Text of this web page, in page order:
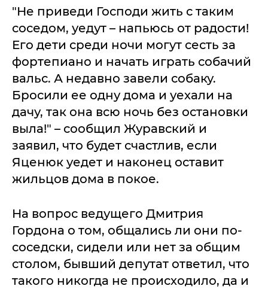
"Не приведи Господи жить с таким
соседом, уедут – напьюсь от радости!
Его дети среди ночи могут сесть за
фортепиано и начать играть собачий
вальс. А недавно завели собаку.
Бросили ее одну дома и уехали на
дачу, так она всю ночь без остановки
выла!" – сообщил Журавский и
заявил, что будет счастлив, если
Яценюк уедет и наконец оставит
жильцов дома в покое.
На вопрос ведущего Дмитрия
Гордона о том, общались ли они по-
соседски, сидели или нет за общим
столом, бывший депутат ответил, что
такого никогда не происходило, да и